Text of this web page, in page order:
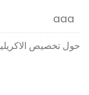
aaa
حول تخصيص